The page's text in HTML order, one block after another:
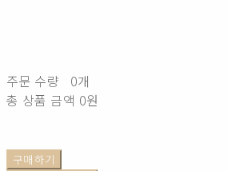
주문 수량
0개
총 상품 금액 0원
구매하기